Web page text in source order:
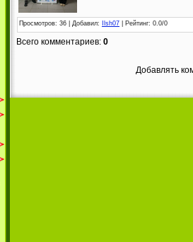
Просмотров: 36 | Добавил: Ilsh07 Рейтинг: 0.0/0
Всего комментариев: 0
Добавлять